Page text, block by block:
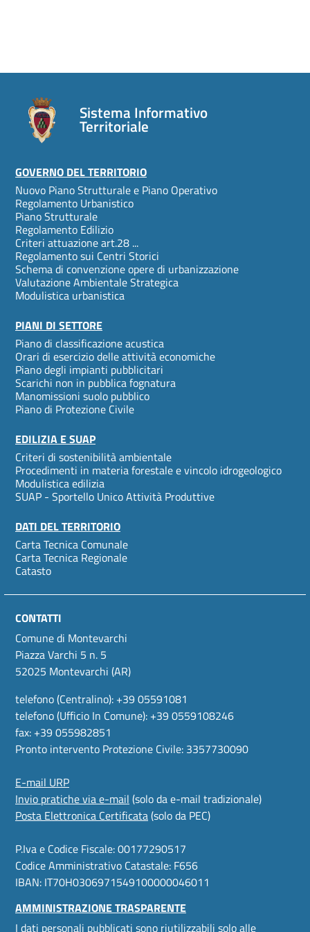
Sistema Informativo
Territoriale
Footer
menu
GOVERNO DEL TERRITORIO
Nuovo Piano Strutturale e Piano Operativo
Regolamento Urbanistico
Piano Strutturale
Regolamento Edilizio
Criteri attuazione art.28 ...
Regolamento sui Centri Storici
Schema di convenzione opere di urbanizzazione
Valutazione Ambientale Strategica
Modulistica urbanistica
PIANI DI SETTORE
Piano di classificazione acustica
Orari di esercizio delle attività economiche
Piano degli impianti pubblicitari
Scarichi non in pubblica fognatura
Manomissioni suolo pubblico
Piano di Protezione Civile
EDILIZIA E SUAP
Criteri di sostenibilità ambientale
Procedimenti in materia forestale e vincolo idrogeologico
Modulistica edilizia
SUAP - Sportello Unico Attività Produttive
DATI DEL TERRITORIO
Carta Tecnica Comunale
Carta Tecnica Regionale
Catasto
CONTATTI
Comune di Montevarchi
Piazza Varchi 5 n. 5
52025 Montevarchi (AR)
telefono (Centralino): +39 05591081
telefono (Ufficio In Comune): +39 0559108246
fax: +39 055982851
Pronto intervento Protezione Civile: 3357730090
E-mail URP
Invio pratiche via e-mail (solo da e-mail tradizionale)
Posta Elettronica Certificata(solo da PEC)
P.Iva e Codice Fiscale: 00177290517
Codice Amministrativo Catastale: F656
IBAN: IT70H0306971549100000046011
AMMINISTRAZIONE TRASPARENTE
I dati personali pubblicati sono riutilizzabili solo alle